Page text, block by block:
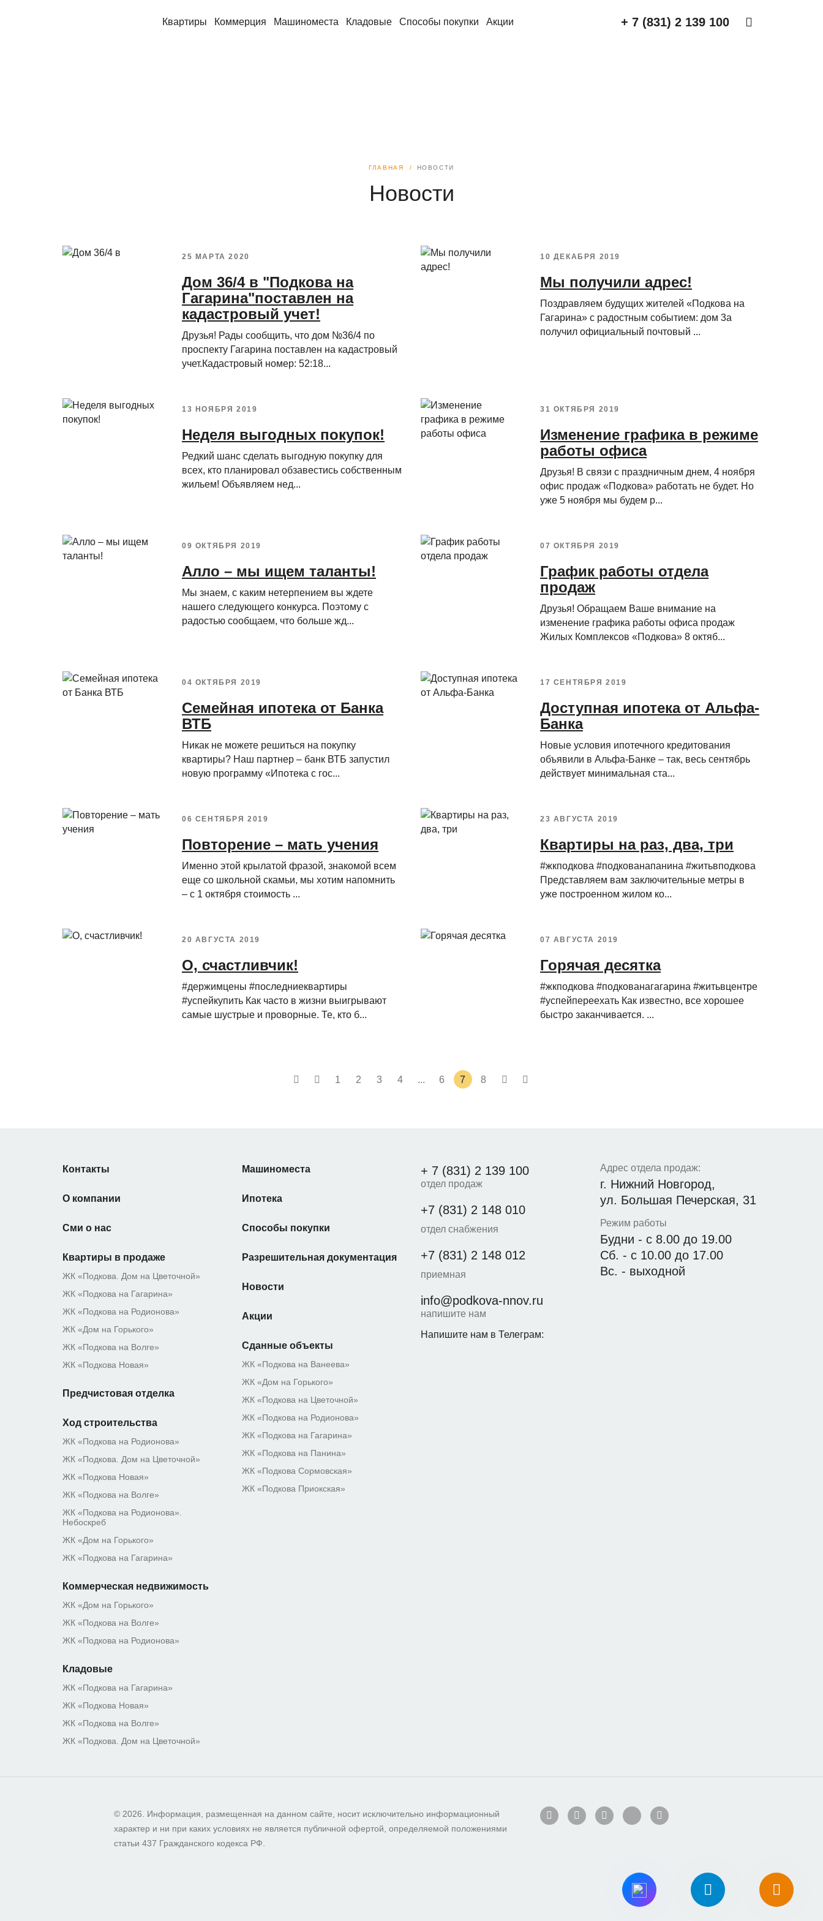
Квартиры Коммерция Машиноместа Кладовые Способы покупки Акции + 7 (831) 2 139 100
ГЛАВНАЯ НОВОСТИ
Новости
25 МАРТА 2020
Дом 36/4 в "Подкова на
Гагарина"поставлен на
кадастровый учет!
Друзья! Рады сообщить, что дом №36/4 по
проспекту Гагарина поставлен на кадастровый
учет.Кадастровый номер: 52:18...
10 ДЕКАБРЯ 2019
Мы получили адрес!
Поздравляем будущих жителей «Подкова на
Гагарина» с радостным событием: дом 3а
получил официальный почтовый ...
13 НОЯБРЯ 2019
Неделя выгодных покупок!
Редкий шанс сделать выгодную покупку для
всех, кто планировал обзавестись собственным
жильем! Объявляем нед...
31 ОКТЯБРЯ 2019
Изменение графика в режиме
работы офиса
Друзья! В связи с праздничным днем, 4 ноября
офис продаж «Подкова» работать не будет. Но
уже 5 ноября мы будем р...
09 ОКТЯБРЯ 2019
Алло – мы ищем таланты!
Мы знаем, с каким нетерпением вы ждете
нашего следующего конкурса. Поэтому с
радостью сообщаем, что больше жд...
07 ОКТЯБРЯ 2019
График работы отдела
продаж
Друзья! Обращаем Ваше внимание на
изменение графика работы офиса продаж
Жилых Комплексов «Подкова» 8 октяб...
04 ОКТЯБРЯ 2019
Семейная ипотека от Банка
ВТБ
Никак не можете решиться на покупку
квартиры? Наш партнер – банк ВТБ запустил
новую программу «Ипотека с гос...
17 СЕНТЯБРЯ 2019
Доступная ипотека от Альфа-
Банка
Новые условия ипотечного кредитования
объявили в Альфа-Банке – так, весь сентябрь
действует минимальная ста...
06 СЕНТЯБРЯ 2019
Повторение – мать учения
Именно этой крылатой фразой, знакомой всем
еще со школьной скамьи, мы хотим напомнить
– с 1 октября стоимость ...
23 АВГУСТА 2019
Квартиры на раз, два, три
#жкподкова #подкованапанина #житьвподкова
Представляем вам заключительные метры в
уже построенном жилом ко...
20 АВГУСТА 2019
О, счастливчик!
#держимцены #последниеквартиры
#успейкупить Как часто в жизни выигрывают
самые шустрые и проворные. Те, кто б...
07 АВГУСТА 2019
Горячая десятка
#жкподкова #подкованагагарина #житьвцентре
#успейпереехать Как известно, все хорошее
быстро заканчивается. ...
1 2 3 4 ... 6 7 8
Контакты
О компании
Сми о нас
Квартиры в продаже
ЖК «Подкова. Дом на Цветочной»
ЖК «Подкова на Гагарина»
ЖК «Подкова на Родионова»
ЖК «Дом на Горького»
ЖК «Подкова на Волге»
ЖК «Подкова Новая»
Предчистовая отделка
Ход строительства
ЖК «Подкова на Родионова»
ЖК «Подкова. Дом на Цветочной»
ЖК «Подкова Новая»
ЖК «Подкова на Волге»
ЖК «Подкова на Родионова».
Небоскреб
ЖК «Дом на Горького»
ЖК «Подкова на Гагарина»
Коммерческая недвижимость
ЖК «Дом на Горького»
ЖК «Подкова на Волге»
ЖК «Подкова на Родионова»
Кладовые
ЖК «Подкова на Гагарина»
ЖК «Подкова Новая»
ЖК «Подкова на Волге»
ЖК «Подкова. Дом на Цветочной»
Машиноместа
Ипотека
Способы покупки
Разрешительная документация
Новости
Акции
Сданные объекты
ЖК «Подкова на Ванеева»
ЖК «Дом на Горького»
ЖК «Подкова на Цветочной»
ЖК «Подкова на Родионова»
ЖК «Подкова на Гагарина»
ЖК «Подкова на Панина»
ЖК «Подкова Сормовская»
ЖК «Подкова Приокская»
+ 7 (831) 2 139 100
отдел продаж
+7 (831) 2 148 010
отдел снабжения
+7 (831) 2 148 012
приемная
info@podkova-nnov.ru
напишите нам
Напишите нам в Телеграм:
Адрес отдела продаж:
г. Нижний Новгород,
ул. Большая Печерская, 31
Режим работы
Будни - с 8.00 до 19.00
Сб. - с 10.00 до 17.00
Вс. - выходной
© 2026. Информация, размещенная на данном сайте, носит исключительно информационный
характер и ни при каких условиях не является публичной офертой, определяемой положениями
статьи 437 Гражданского кодекса РФ.